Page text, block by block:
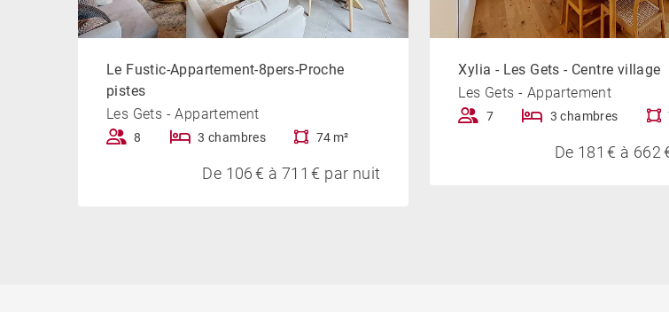
matériel de puériculture.
constitue une adresse idéale pour découvrir Les Gets et profiter pleinement de la
saison.
Le Fustic-Appartement-8pers-Proche
pistes
Les Gets - Appartement
8 3 chambres 74 m²
De 106 € à 711 € par nuit
Xylia - Les Gets - Centre village
Les Gets - Appartement
7 3 chambres
De 181 € à 662